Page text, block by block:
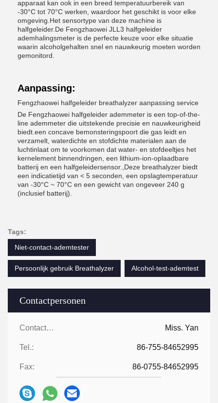
Contactpersonen
Contactpersonen: Miss. Yan
Tel.: 86-755-84652995
Fax: 86-0755-84652995
apparaat kan ook in een breed temperatuurbereik van
-30°C tot 70°C werken, waardoor het geschikt is voor elke
omgeving.Het sensortype van deze machine is
halfgeleider.De Fengzhaowei JLL3 halfgeleider
ademhalingsmeter is de perfecte keuze voor elke situatie
waarin alcoholgehalten snel en nauwkeurig moeten worden
gemonitord.
Aanpassing:
Fengzhaowei halfgeleider breathalyzer aanpassing service
De Fengzhaowei halfgeleider ademmeter is een top-of-the-
line ademmeter die uitstekende precisie en nauwkeurigheid
biedt.een concave bemonsteringspoort die gas leidt en
verzamelt, waterdichte en stofdichte materialen aan de
luchtinlaat om te voorkomen dat water- en stofdeeltjes het
kernelement binnendringen, een lithium-ion-oplaadbare
batterij en een halfgeleidersensor.,Deze breathalyzer biedt
een indicatietijd van < 5 seconden, een opslagtemperatuur
van -30°C ~ 70°C en een gewicht van ongeveer 240 g
(inclusief batterij).
Tags:
Niet-contact-ademtester
Persoonlijk gebruik Breathalyzer Alcohol-test-ademtest